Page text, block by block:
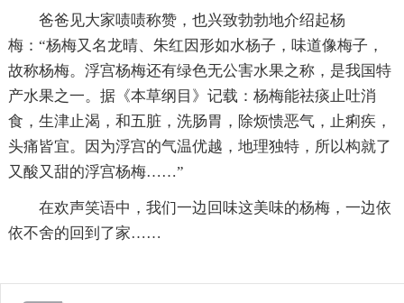
爸爸见大家啧啧称赞，也兴致勃勃地介绍起杨
梅：“杨梅又名龙晴、朱红因形如水杨子，味道像梅子，
故称杨梅。浮宫杨梅还有绿色无公害水果之称，是我国特
产水果之一。据《本草纲目》记载：杨梅能祛痰止吐消
食，生津止渴，和五脏，洗肠胃，除烦愦恶气，止痢疾，
头痛皆宜。因为浮宫的气温优越，地理独特，所以构就了
又酸又甜的浮宫杨梅……”
在欢声笑语中，我们一边回味这美味的杨梅，一边依
依不舍的回到了家……